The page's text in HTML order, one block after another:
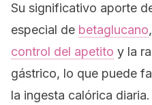
Su significativo aporte
especial de betaglucano
control del apetito y la
gástrico, lo que puede
la ingesta calórica